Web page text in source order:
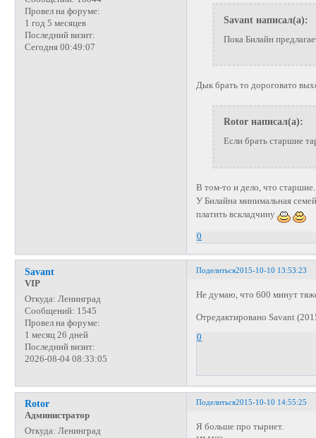
Провел на форуме:
1 год 5 месяцев
Последний визит:
Сегодня 00:49:07
Savant написал(а):
Пока Билайн
Дык брать то дороговато
Rotor написал(а):
Если брать старшие
В том-то и дело, что старшие.
У Билайна минимальная
платить вскладчину
0
Поделиться2015-10-10 13:53:23
Savant
VIP
Откуда: Ленинград
Сообщений: 1545
Провел на форуме:
1 месяц 26 дней
Последний визит:
2026-08-04 08:33:05
Не думаю, что 600 минут
Отредактировано Savant
0
Поделиться2015-10-10 14:55:25
Rotor
Администратор
Откуда: Ленинград
Я больше про тырнет.